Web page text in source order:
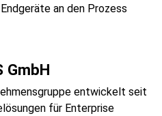
an den Prozess
GmbH
entwickelt seit
für Enterprise